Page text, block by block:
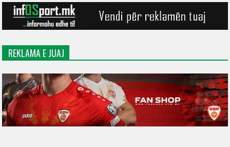
REKLAMA E JUAJ